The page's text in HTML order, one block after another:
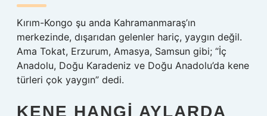
Kırım-Kongo şu anda Kahramanmaraş’ın
merkezinde, dışarıdan gelenler hariç, yaygın değil.
Ama Tokat, Erzurum, Amasya, Samsun gibi; “İç
Anadolu, Doğu Karadeniz ve Doğu Anadolu’da kene
türleri çok yaygın” dedi.
KENE HANGI AYLARDA